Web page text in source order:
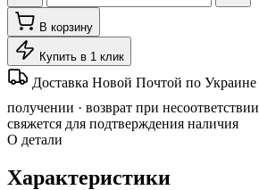
В корзину
Купить в 1 клик
Доставка Новой Почтой по Украине
получении · возврат при несоответствии
свяжется для подтверждения наличия
О детали
Характеристики